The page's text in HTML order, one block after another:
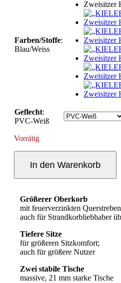
Farben/Stoffe:
Blau/Weiss
Geflecht:
PVC-Weiß
Vorrätig
"KIELER
JUNG"
Weiß/Weiß
Ostseeform
Halblieger
Menge
In den Warenkorb
Größerer Oberkorb
mit feuerverzinkten
auch für Strandkorbliebhaber
Tiefere Sitze
für größeren Sitzkomfort;
auch für größere Nutzer
Zwei stabile Tische
massive, 21 mm starke Tische